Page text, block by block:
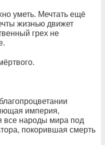
уметь. Мечтать ещё
жизнью движет
грех не
империя,
народы мира под
покорившая смерть